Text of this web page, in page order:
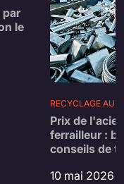
par
le
RECYCLAGE
Prix de
ferrailleur :
conseils de
10 mai 2026